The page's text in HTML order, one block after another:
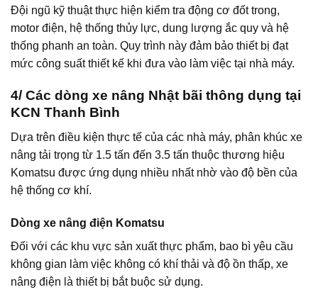
Đội ngũ kỹ thuật thực hiện kiểm tra động cơ đốt trong,
motor điện, hệ thống thủy lực, dung lượng ắc quy và hệ
thống phanh an toàn. Quy trình này đảm bảo thiết bị đạt
mức công suất thiết kế khi đưa vào làm việc tại nhà máy.
4/ Các dòng xe nâng Nhật bãi thông dụng tại
KCN Thanh Bình
Dựa trên điều kiện thực tế của các nhà máy, phân khúc xe
nâng tải trọng từ 1.5 tấn đến 3.5 tấn thuộc thương hiệu
Komatsu được ứng dụng nhiều nhất nhờ vào độ bền của
hệ thống cơ khí.
Dòng xe nâng điện Komatsu
Đối với các khu vực sản xuất thực phẩm, bao bì yêu cầu
không gian làm việc không có khí thải và độ ồn thấp, xe
nâng điện là thiết bị bắt buộc sử dụng.